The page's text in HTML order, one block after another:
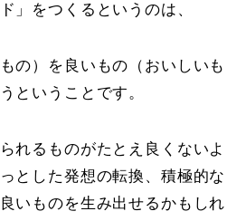
」をつくるというのは、
の）を良いもの（おいしいも
ということです。
れるものがたとえ良くないよ
とした発想の転換、積極的な
いものを生み出せるかもしれ